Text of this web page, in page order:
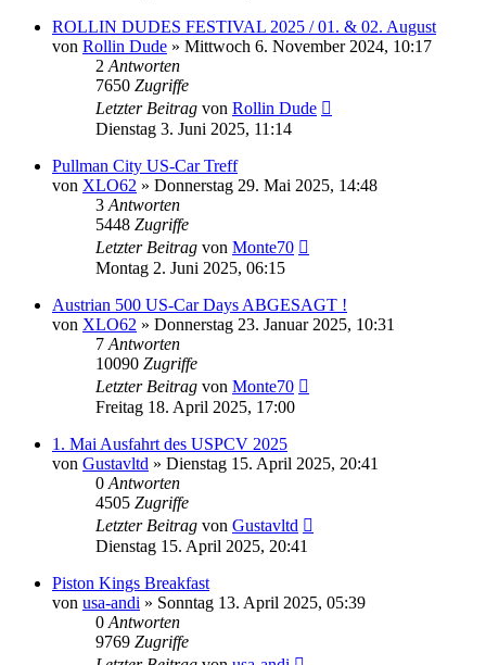
ROLLIN DUDES FESTIVAL 2025 / 01. & 02. August
von Rollin Dude » Mittwoch 6. November 2024, 10:17
2 Antworten
7650 Zugriffe
Letzter Beitrag von Rollin Dude
Dienstag 3. Juni 2025, 11:14
Pullman City US-Car Treff
von XLO62 » Donnerstag 29. Mai 2025, 14:48
3 Antworten
5448 Zugriffe
Letzter Beitrag von Monte70
Montag 2. Juni 2025, 06:15
Austrian 500 US-Car Days ABGESAGT !
von XLO62 » Donnerstag 23. Januar 2025, 10:31
7 Antworten
10090 Zugriffe
Letzter Beitrag von Monte70
Freitag 18. April 2025, 17:00
1. Mai Ausfahrt des USPCV 2025
von Gustavltd » Dienstag 15. April 2025, 20:41
0 Antworten
4505 Zugriffe
Letzter Beitrag von Gustavltd
Dienstag 15. April 2025, 20:41
Piston Kings Breakfast
von usa-andi » Sonntag 13. April 2025, 05:39
0 Antworten
9769 Zugriffe